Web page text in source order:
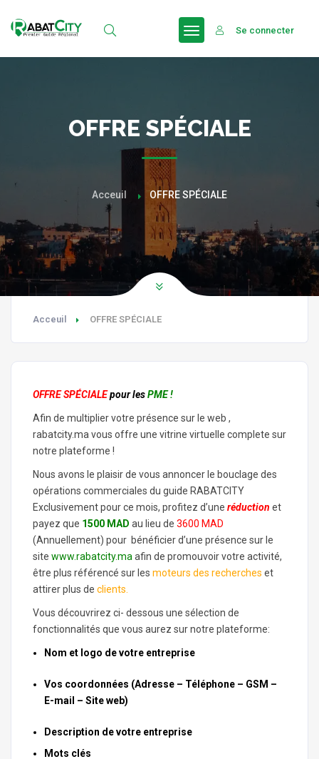
Se connecter
OFFRE SPÉCIALE
Acceuil OFFRE SPÉCIALE
Acceuil OFFRE SPÉCIALE
OFFRE SPÉCIALEpour lesPME !
Afin de multiplier votre présence sur le web ,
rabatcity.ma vous offre une vitrine virtuelle complete sur
notre plateforme !
Nous avons le plaisir de vous annoncer le bouclage des
opérations commerciales du guide RABATCITY
Exclusivement pour ce mois, profitez d’une réduction et
payez que 1500 MAD au lieu de 3600 MAD
(Annuellement) pour bénéficier d’une présence sur le
site www.rabatcity.ma afin de promouvoir votre activité,
être plus référencé sur les moteurs des recherches et
attirer plus de clients.
Vous découvrirez ci- dessous une sélection de
fonctionnalités que vous aurez sur notre plateforme:
Nom et logo de votre entreprise
Vos coordonnées (Adresse – Téléphone – GSM –
E-mail – Site web)
Description de votre entreprise
Mots clés